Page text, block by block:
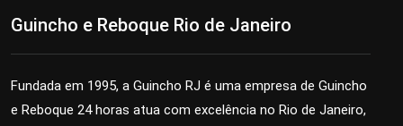
Guincho e Reboque Rio de Janeiro
Fundada em 1995, a Guincho RJ é uma empresa de Guincho
e Reboque 24 horas atua com excelência no Rio de Janeiro,